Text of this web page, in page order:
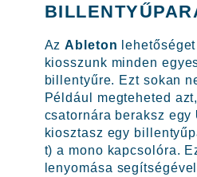
AzAbleton
kiosszunk minden
billentyűre. Ezt sokan
Például megteheted
csatornára beraksz egy
kiosztasz egy
t) a mono kapcsolóra.
lenyomása